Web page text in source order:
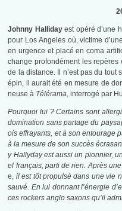
Johnny Hallidayest opéré d’une
pour Los Angeles où, victime
en urgence et placé en coma
change profondément les
de la distance. Il n’est pas du tout
épin, il aurait été en mesure de
neuse à Télérama, interrogé par
Pourquoi lui ? Certains sont
domination sans partage du
ois effrayants, et à son entourage
à la mesure de son succès
y Hallyday est aussi un pionnier,
el français, parti de rien. Après
e, il est tôt propulsé dans une vie
sauvé. En lui donnant l’énergie
ces rockers anglo saxons qu’il